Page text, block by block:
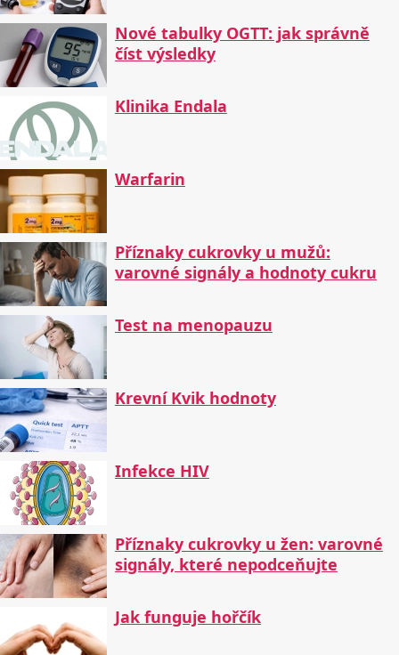
Nové tabulky OGTT: jak správně
číst výsledky
Klinika Endala
Warfarin
Příznaky cukrovky u mužů:
varovné signály a hodnoty cukru
Test na menopauzu
Krevní Kvik hodnoty
Infekce HIV
Příznaky cukrovky u žen: varovné
signály, které nepodceňujte
Jak funguje hořčík